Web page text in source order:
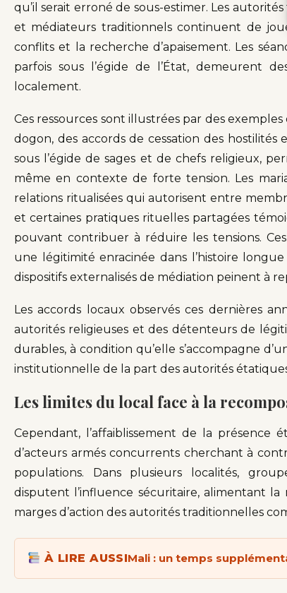
qu’il serait erroné de sous-estimer. Les
et médiateurs traditionnels continuent de
conflits et la recherche d’apaisement. Les
parfois sous l’égide de l’État, demeurent
localement.
Ces ressources sont illustrées par des
dogon, des accords de cessation des
sous l’égide de sages et de chefs religieux,
même en contexte de forte tension. Les
relations ritualisées qui autorisent entre
et certaines pratiques rituelles partagées
pouvant contribuer à réduire les tensions.
une légitimité enracinée dans l’histoire
dispositifs externalisés de médiation peinent à
Les accords locaux observés ces dernières
autorités religieuses et des détenteurs de
durables, à condition qu’elle s’accompagne
institutionnelle de la part des autorités
Les limites du local face à la
Cependant, l’affaiblissement de la présence
d’acteurs armés concurrents cherchant à
populations. Dans plusieurs localités,
disputent l’influence sécuritaire, alimentant
marges d’action des autorités traditionnelles
À LIRE AUSSIMali : un temps